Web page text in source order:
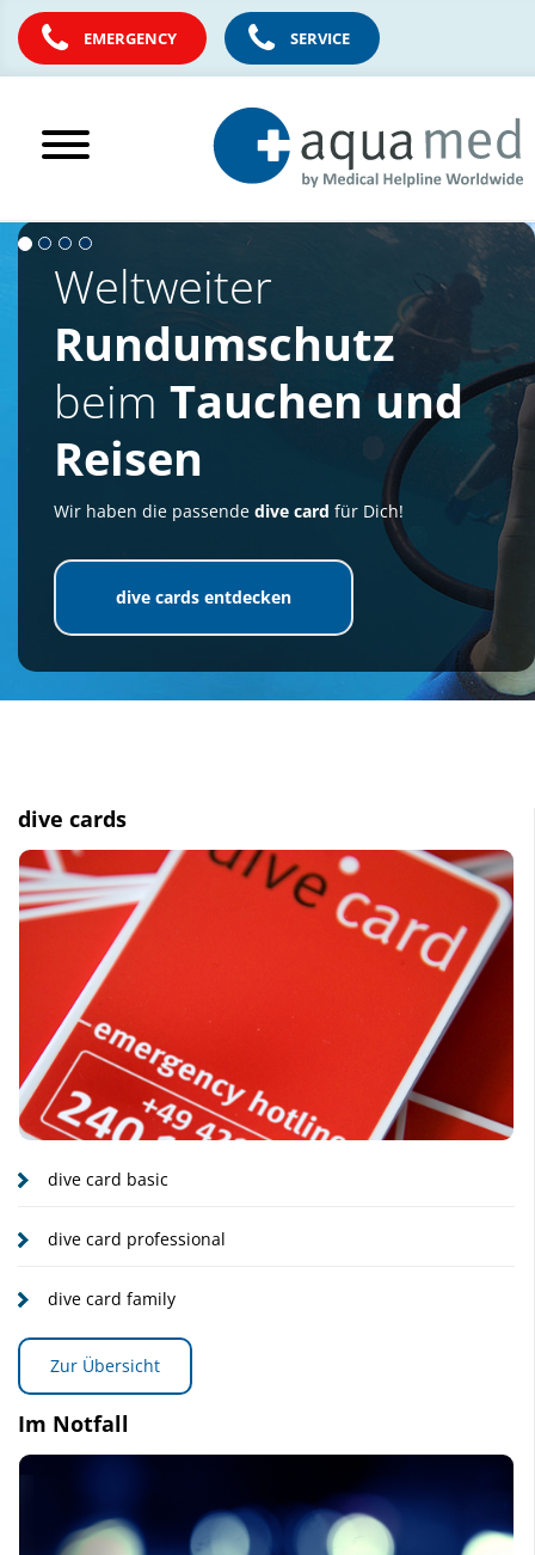
aqua
med
Startseite
Direkt
zum
Hauptinhalt
springen
EMERGENCY SERVICE
Weltweiter
Rundumschutz
beim Tauchen und
Reisen
Wir haben die passende dive card für Dich!
dive cards entdecken
dive cards
dive card basic
dive card professional
dive card family
Zur Übersicht
Im Notfall